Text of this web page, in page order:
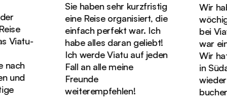
Sie haben sehr kurzfristig
eine Reise organisiert, die
einfach perfekt war. Ich
habe alles daran geliebt!
Ich werde Viatu auf jeden
Fall an alle meine
Freunde
weiterempfehlen!
Wir
bei
war
Wir
in
wieder
buchen!